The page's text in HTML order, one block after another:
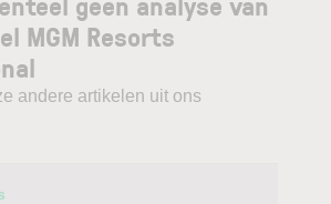
MGM Resorts
andere artikelen uit ons